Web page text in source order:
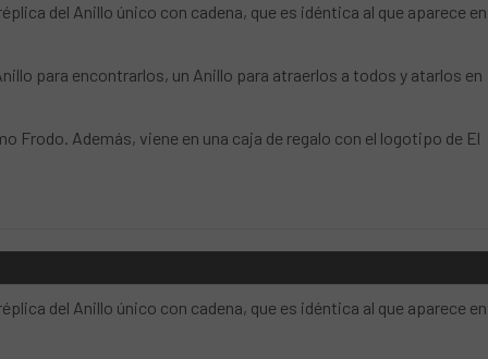
del Anillo único con cadena, que es idéntica al que aparece en
para encontrarlos, un Anillo para atraerlos a todos y atarlos en
Frodo. Además, viene en una caja de regalo con el logotipo de El
del Anillo único con cadena, que es idéntica al que aparece en